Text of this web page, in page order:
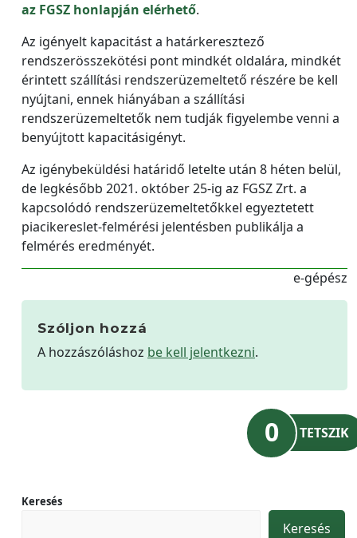
az FGSZ honlapján elérhető.
Az igényelt kapacitást a határkeresztező
rendszerösszekötési pont mindkét oldalára, mindkét
érintett szállítási rendszerüzemeltető részére be kell
nyújtani, ennek hiányában a szállítási
rendszerüzemeltetők nem tudják figyelembe venni a
benyújtott kapacitásigényt.
Az igénybeküldési határidő letelte után 8 héten belül,
de legkésőbb 2021. október 25-ig az FGSZ Zrt. a
kapcsolódó rendszerüzemeltetőkkel egyeztetett
piacikereslet-felmérési jelentésben publikálja a
felmérés eredményét.
e-gépész
Szóljon hozzá
A hozzászóláshoz be kell jelentkezni.
0 TETSZIK
Keresés
Keresés